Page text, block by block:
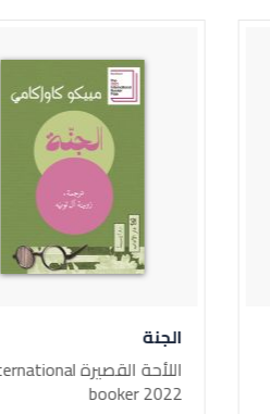
اللأحة القصيرة International